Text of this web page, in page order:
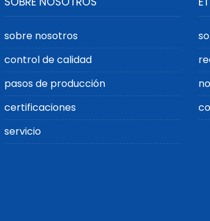
sobre nosotros
control de calidad
pasos de producción
certificaciones
servicio